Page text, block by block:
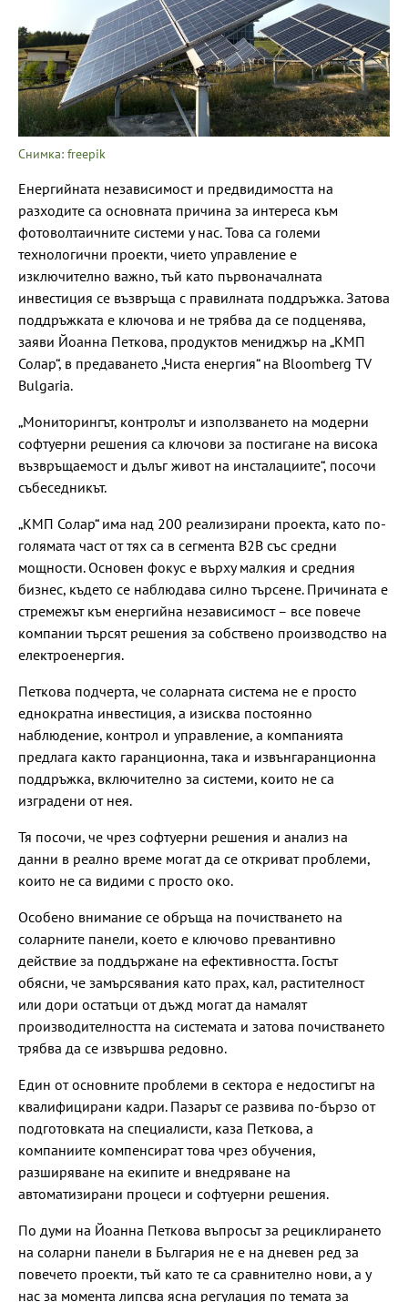
Снимка: freepik
Енергийната независимост и предвидимостта на
разходите са основната причина за интереса към
фотоволтаичните системи у нас. Това са големи
технологични проекти, чието управление е
изключително важно, тъй като първоначалната
инвестиция се възвръща с правилната поддръжка. Затова
поддръжката е ключова и не трябва да се подценява,
заяви Йоанна Петкова, продуктов мениджър на „КМП
Солар“, в предаването „Чиста енергия“ на Bloomberg TV
Bulgaria.
„Мониторингът, контролът и използването на модерни
софтуерни решения са ключови за постигане на висока
възвръщаемост и дълъг живот на инсталациите“, посочи
събеседникът.
„КМП Солар“ има над 200 реализирани проекта, като по-
голямата част от тях са в сегмента B2B със средни
мощности. Основен фокус е върху малкия и средния
бизнес, където се наблюдава силно търсене. Причината е
стремежът към енергийна независимост – все повече
компании търсят решения за собствено производство на
електроенергия.
Петкова подчерта, че соларната система не е просто
еднократна инвестиция, а изисква постоянно
наблюдение, контрол и управление, а компанията
предлага както гаранционна, така и извънгаранционна
поддръжка, включително за системи, които не са
изградени от нея.
Тя посочи, че чрез софтуерни решения и анализ на
данни в реално време могат да се откриват проблеми,
които не са видими с просто око.
Особено внимание се обръща на почистването на
соларните панели, което е ключово превантивно
действие за поддържане на ефективността. Гостът
обясни, че замърсявания като прах, кал, растителност
или дори остатъци от дъжд могат да намалят
производителността на системата и затова почистването
трябва да се извършва редовно.
Един от основните проблеми в сектора е недостигът на
квалифицирани кадри. Пазарът се развива по-бързо от
подготовката на специалисти, каза Петкова, а
компаниите компенсират това чрез обучения,
разширяване на екипите и внедряване на
автоматизирани процеси и софтуерни решения.
По думи на Йоанна Петкова въпросът за рециклирането
на соларни панели в България не е на дневен ред за
повечето проекти, тъй като те са сравнително нови, а у
нас за момента липсва ясна регулация по темата за